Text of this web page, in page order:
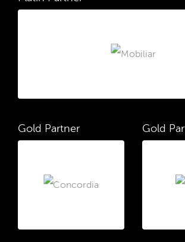
Gold Partner Gold